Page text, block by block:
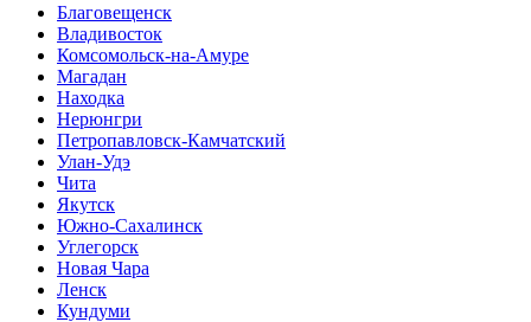
Благовещенск
Владивосток
Комсомольск-на-Амуре
Магадан
Находка
Нерюнгри
Петропавловск-Камчатский
Улан-Удэ
Чита
Якутск
Южно-Сахалинск
Углегорск
Новая Чара
Ленск
Кундуми